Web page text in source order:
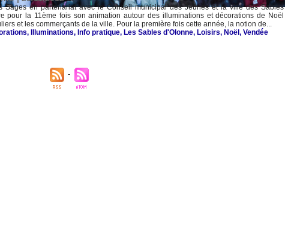
Sages en partenariat avec le Conseil municipal des Jeunes et la ville des Sables
pour la 11ème fois son animation autour des illuminations et décorations de Noël
et les commerçants de la ville. Pour la première fois cette année, la notion de...
, Illuminations, Info pratique, Les Sables d'Olonne, Loisirs, Noël , Vendée